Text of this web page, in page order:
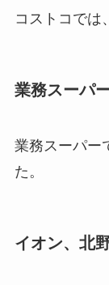
コストコでは
業務スーパ
業務スーパー
た。
イオン、北